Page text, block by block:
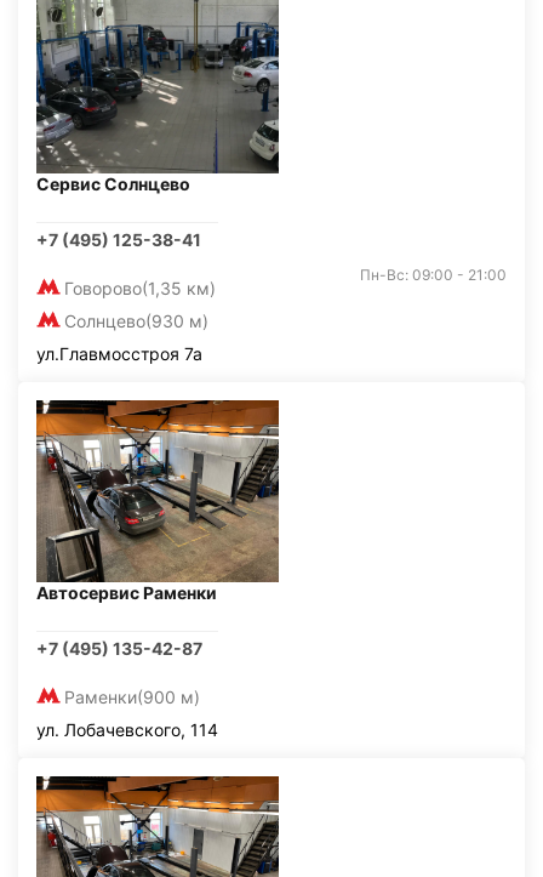
Сервис Солнцево
+7 (495) 125-38-41
Говорово(1,35 км)
Солнцево(930 м)
Пн-Вс: 09:00 - 21:00
ул.Главмосстроя 7а
Автосервис Раменки
+7 (495) 135-42-87
Раменки(900 м)
ул. Лобачевского, 114